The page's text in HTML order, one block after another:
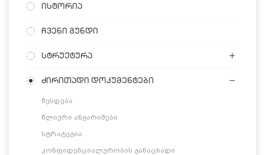
ისტორია
ჩვენი გუნდი
სტრუქტურა
ძირითადი დოკუმენტები
წესდება
წლიური ანგარიშები
სტრატეგია
კონფიდენციალურობის განაცხადი